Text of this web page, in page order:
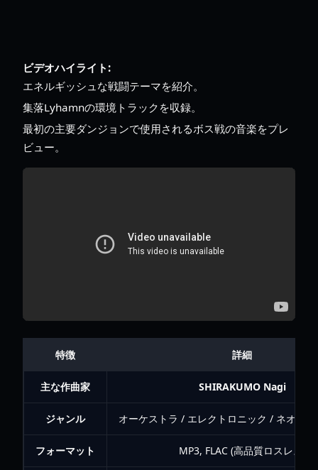
ビデオハイライト:
エネルギッシュな戦闘テーマを紹介。
集落Lyhamnの環境トラックを収録。
最初の主要ダンジョンで使用されるボス戦の音楽をプレ
ビュー。
特徴 詳細
主な作曲家 SHIRAKUMO Nagi
ジャンル オーケストラ / エレクトロニック / ネオ・
フォーマット MP3, FLAC (高品質ロスレス)